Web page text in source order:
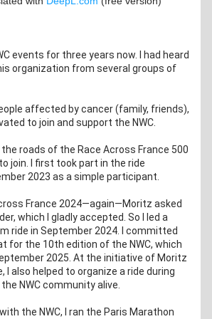
events for three years now. I had heard
organization from several groups of
affected by cancer (family, friends),
to join and support the NWC.
roads of the Race Across France 500
join. I first took part in the ride
2023 as a simple participant.
France 2024—again—Moritz asked
which I gladly accepted. So I led a
ride in September 2024. I committed
for the 10th edition of the NWC, which
2025. At the initiative of Moritz
I also helped to organize a ride during
NWC community alive.
the NWC, I ran the Paris Marathon